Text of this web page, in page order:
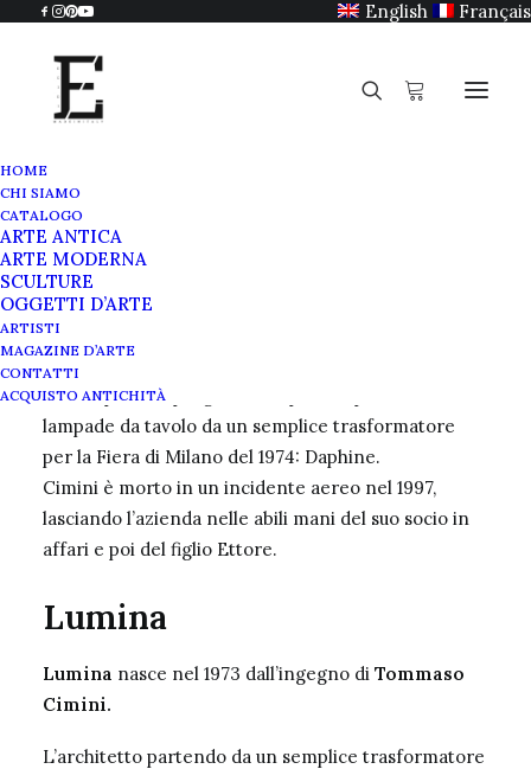
English Français
HOME
CHI SIAMO
CATALOGO
ARTE ANTICA
ARTE MODERNA
SCULTURE
OGGETTI D’ARTE
ARTISTI
MAGAZINE D’ARTE
CONTATTI
ACQUISTO ANTICHITÀ
Tommaso Cimini
1975 dopo aver progettato la più semplice delle
lampade da tavolo da un semplice trasformatore
per la Fiera di Milano del 1974: Daphine.
Cimini è morto in un incidente aereo nel 1997,
lasciando l’azienda nelle abili mani del suo socio in
affari e poi del figlio Ettore.
Lumina
Lumina nasce nel 1973 dall’ingegno di Tommaso
Cimini.
L’architetto partendo da un semplice trasformatore